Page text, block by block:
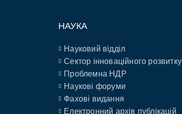
НАУКА
Науковий відділ
Сектор інноваційного розвитку
Проблемна НДР
Наукові форуми
Фахові видання
Електронний архів публікацій